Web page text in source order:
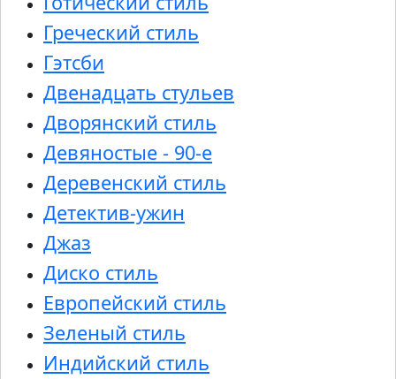
Греческий стиль
Гэтсби
Двенадцать стульев
Дворянский стиль
Девяностые - 90-е
Деревенский стиль
Детектив-ужин
Джаз
Диско стиль
Европейский стиль
Зеленый стиль
Индийский стиль